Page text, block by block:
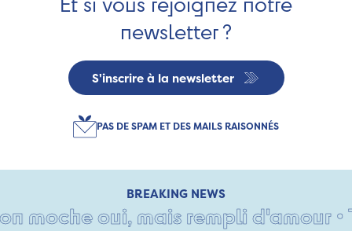
newsletter ?
S'inscrire à la newsletter
PAS DE SPAM ET DES MAILS RAISONNÉS
BREAKING NEWS
oui, mais rempli d'amour •